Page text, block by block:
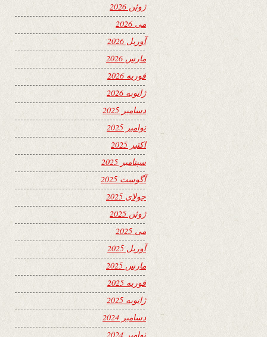
ژوئن 2026
می 2026
آوریل 2026
مارس 2026
فوریه 2026
ژانویه 2026
دسامبر 2025
نوامبر 2025
اکتبر 2025
سپتامبر 2025
آگوست 2025
جولای 2025
ژوئن 2025
می 2025
آوریل 2025
مارس 2025
فوریه 2025
ژانویه 2025
دسامبر 2024
نوامبر 2024